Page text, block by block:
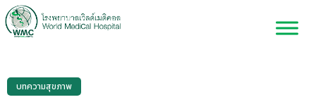
บทความสุขภาพ